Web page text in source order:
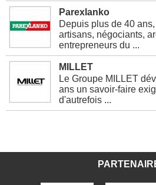
Parexlanko
Depuis plus de 40
artisans, négociants,
entrepreneurs du ...
MILLET
Le Groupe MILLET
ans un savoir-faire
d'autrefois ...